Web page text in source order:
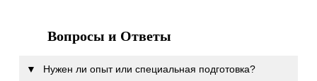
Вопросы и Ответы
▼ Нужен ли опыт или специальная подготовка?